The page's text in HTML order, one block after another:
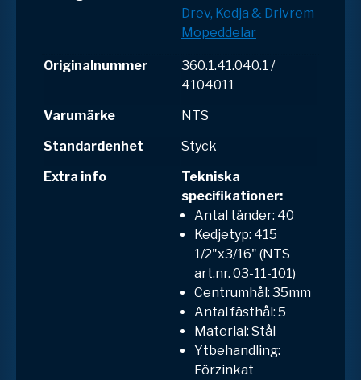
Drev, Kedja & Drivrem
Mopeddelar
Originalnummer
360.1.41.040.1 /
4104011
Varumärke
NTS
Standardenhet
Styck
Extra info
Tekniska
specifikationer:
Antal tänder: 40
Kedjetyp: 415
1/2"x3/16" (NTS
art.nr. 03-11-101)
Centrumhål: 35mm
Antal fästhål: 5
Material: Stål
Ytbehandling:
Förzinkat